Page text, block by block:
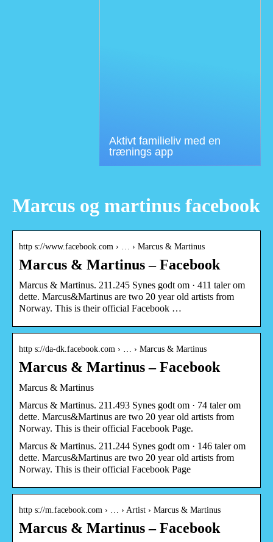
Aktivt familieliv med en
trænings app
Marcus og martinus facebook
http s://www.facebook.com › … › Marcus & Martinus
Marcus & Martinus – Facebook
Marcus & Martinus. 211.245 Synes godt om · 411 taler om
dette. Marcus&Martinus are two 20 year old artists from
Norway. This is their official Facebook …
http s://da-dk.facebook.com › … › Marcus & Martinus
Marcus & Martinus – Facebook
Marcus & Martinus
Marcus & Martinus. 211.493 Synes godt om · 74 taler om
dette. Marcus&Martinus are two 20 year old artists from
Norway. This is their official Facebook Page.
Marcus & Martinus. 211.244 Synes godt om · 146 taler om
dette. Marcus&Martinus are two 20 year old artists from
Norway. This is their official Facebook Page
http s://m.facebook.com › … › Artist › Marcus & Martinus
Marcus & Martinus – Facebook